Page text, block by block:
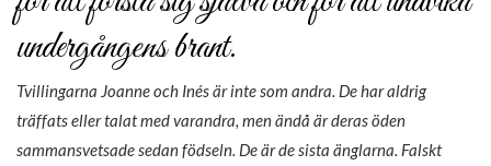
undergångens brant.
Tvillingarna Joanne och Inés är inte som andra. De har aldrig
träffats eller talat med varandra, men ändå är deras öden
sammansvetsade sedan födseln. De är de sista änglarna. Falskt